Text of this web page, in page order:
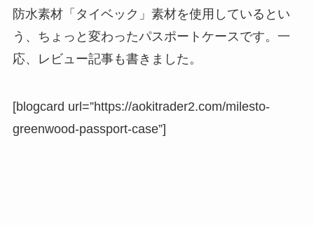
防水素材「タイベック」素材を使用しているとい
う、ちょっと変わったパスポートケースです。一
応、レビュー記事も書きました。
[blogcard url=”https://aokitrader2.com/milesto-
greenwood-passport-case”]